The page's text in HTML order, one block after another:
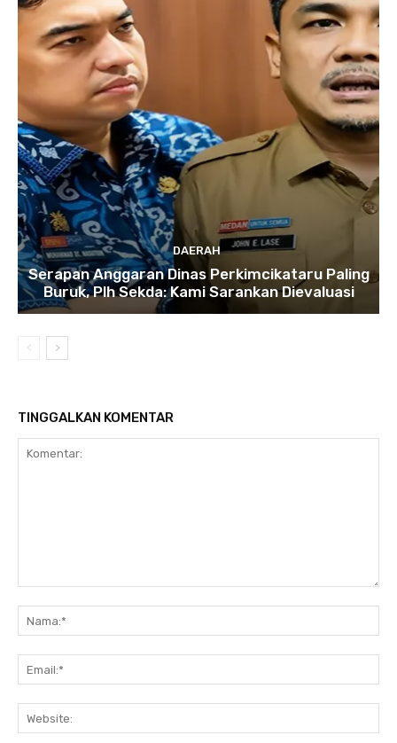
DAERAH
Serapan Anggaran Dinas Perkimcikataru Paling
Buruk, Plh Sekda: Kami Sarankan Dievaluasi
TINGGALKAN KOMENTAR